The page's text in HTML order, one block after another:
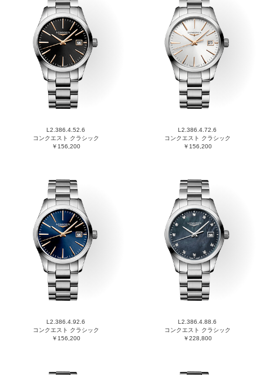
L2.386.4.52.6
コンクエスト クラシック
￥156,200
L2.386.4.72.6
コンクエスト クラシック
￥156,200
L2.386.4.92.6
コンクエスト クラシック
￥156,200
L2.386.4.88.6
コンクエスト クラシック
￥228,800